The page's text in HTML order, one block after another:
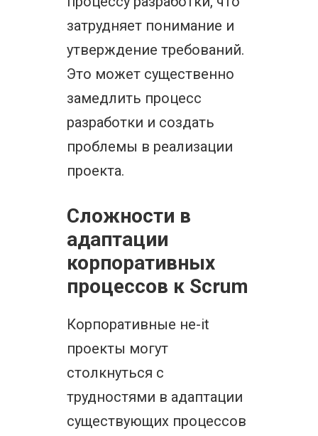
затрудняет понимание и
утверждение требований.
Это может существенно
замедлить процесс
разработки и создать
проблемы в реализации
проекта.
Сложности в
адаптации
корпоративных
процессов к Scrum
Корпоративные не-it
проекты могут
столкнуться с
трудностями в адаптации
существующих процессов